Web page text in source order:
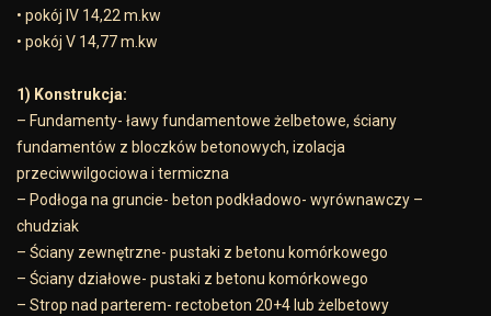
• pokój IV 14,22 m.kw
• pokój V 14,77 m.kw
1) Konstrukcja:
– Fundamenty- ławy fundamentowe żelbetowe, ściany
fundamentów z bloczków betonowych, izolacja
przeciwwilgociowa i termiczna
– Podłoga na gruncie- beton podkładowo- wyrównawczy –
chudziak
– Ściany zewnętrzne- pustaki z betonu komórkowego
– Ściany działowe- pustaki z betonu komórkowego
– Strop nad parterem- rectobeton 20+4 lub żelbetowy